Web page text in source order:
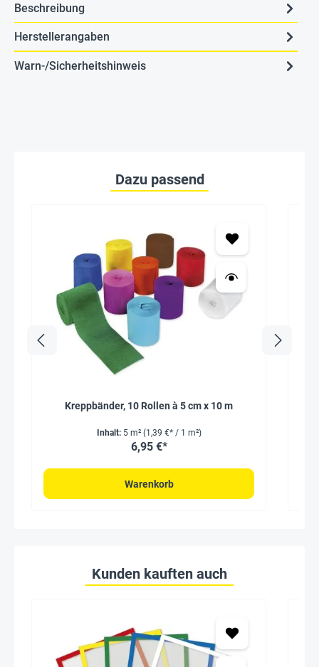
Beschreibung
Herstellerangaben
Warn-/Sicherheitshinweis
Dazu passend
Kreppbänder, 10 Rollen à 5 cm x 10 m
Inhalt: 5 m² (1,39 €* / 1 m²)
6,95 €*
Warenkorb
Kunden kauften auch